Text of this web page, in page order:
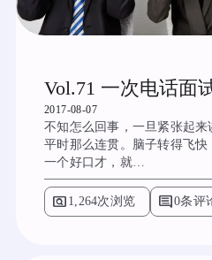
Vol.71 一次电话面
2017-08-07
不知怎么回事，一旦紧张起
平时那么连贯。脑子转得飞
一个好口才，就…
pageview 1,264次浏览 comment0条评